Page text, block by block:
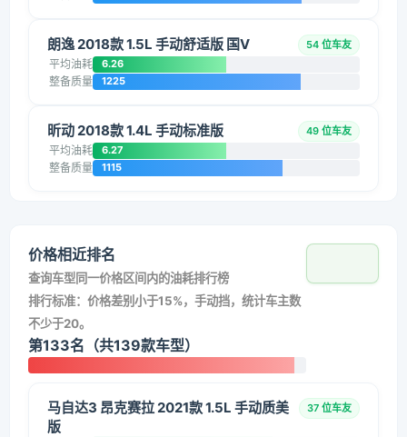
朗逸 2018款 1.5L 手动舒适版 国V 54 位车友
平均油耗 6.26
整备质量 1225
昕动 2018款 1.4L 手动标准版 49 位车友
平均油耗 6.27
整备质量 1115
价格相近排名
查询车型同一价格区间内的油耗排行榜
排行标准：价格差别小于15%，手动挡，统计车主数
不少于20。
第133名（共139款车型）
马自达3 昂克赛拉 2021款 1.5L 手动质美
版
37 位车友